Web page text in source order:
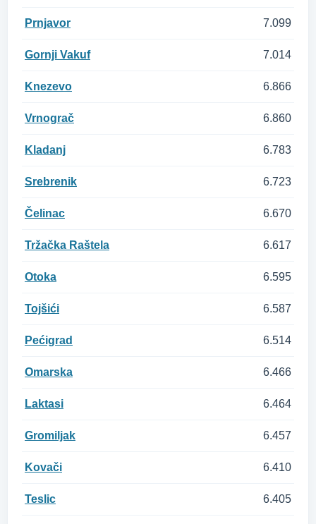
Prnjavor 7.099
Gornji Vakuf 7.014
Knezevo 6.866
Vrnograč 6.860
Kladanj 6.783
Srebrenik 6.723
Čelinac 6.670
Tržačka Raštela 6.617
Otoka 6.595
Tojšići 6.587
Pećigrad 6.514
Omarska 6.466
Laktasi 6.464
Gromiljak 6.457
Kovači 6.410
Teslic 6.405